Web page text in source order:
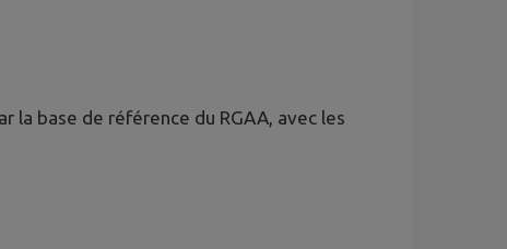
base de référence du RGAA, avec les